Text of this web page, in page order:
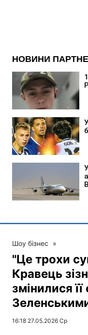
Шоу бізнес »
"Це трохи
Кравець
змінилися
16:18 27.05.2026 Ср